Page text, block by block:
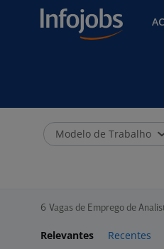
Modelo de Trabalho
6 Vagas de Emprego de
Relevantes Recentes